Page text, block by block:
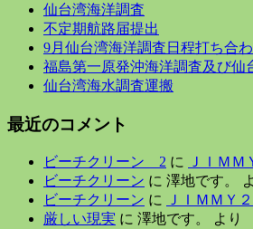
仙台湾海洋調査
不定期航路届提出
9月仙台湾海洋調査日程打ち合
福島第一原発沖海洋調査及び仙
仙台湾海水調査運搬
最近のコメント
ビーチクリーン 2 に ＪＩＭＭ
ビーチクリーン に 澤地です。
ビーチクリーン に ＪＩＭＭＹ
厳しい現実 に 澤地です。
より